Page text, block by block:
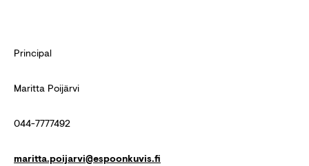
Principal
Maritta Poijärvi
044-7777492
maritta.poijarvi@espoonkuvis.fi